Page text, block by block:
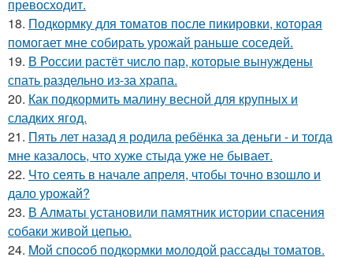
превосходит.
18. Подкормку для томатов после пикировки, которая
помогает мне собирать урожай раньше соседей.
19. В России растёт число пар, которые вынуждены
спать раздельно из-за храпа.
20. Как подкормить малину весной для крупных и
сладких ягод.
21. Пять лет назад я родила ребёнка за деньги - и тогда
мне казалось, что хуже стыда уже не бывает.
22. Что сеять в начале апреля, чтобы точно взошло и
дало урожай?
23. В Алматы установили памятник истории спасения
собаки живой цепью.
24. Moй споcoб подкopмки мoлодой рассады тoматов.